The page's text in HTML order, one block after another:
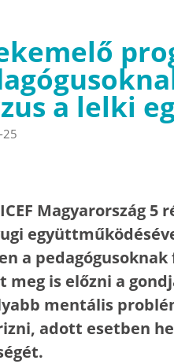
a lelki
Magyarország 5
a
meg is előzni a
mentális
adott esetben